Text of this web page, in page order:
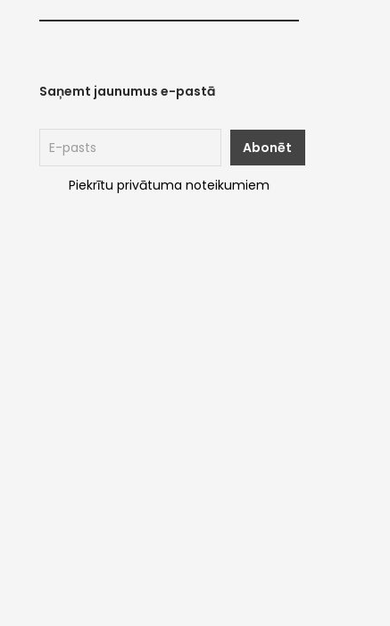
Saņemt jaunumus e-pastā
Piekrītu privātuma noteikumiem